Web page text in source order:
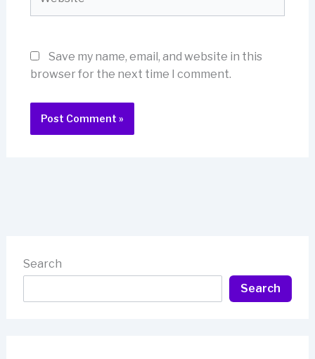
Save my name, email, and website in this
browser for the next time I comment.
Search
Search